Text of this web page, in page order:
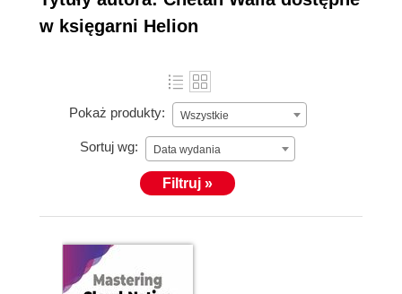
w księgarni Helion
Pokaż produkty: Wszystkie
Sortuj wg: Data wydania
Filtruj »